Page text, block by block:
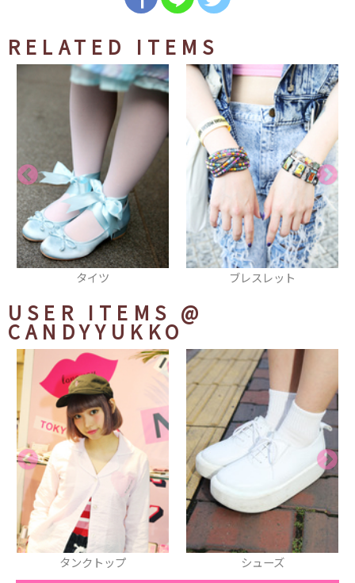
RELATED ITEMS
ブレスレット スカート
USER ITEMS @
CANDYYUKKO
シューズ スマホカバー